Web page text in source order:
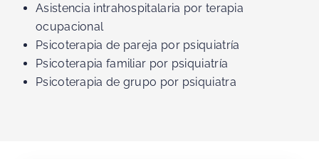
Asistencia intrahospitalaria por terapia
ocupacional
Psicoterapia de pareja por psiquiatría
Psicoterapia familiar por psiquiatría
Psicoterapia de grupo por psiquiatra